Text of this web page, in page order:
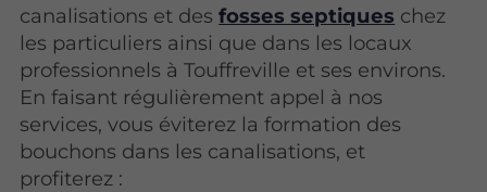
canalisations et des fosses septiques chez
les particuliers ainsi que dans les locaux
professionnels à Touffreville et ses environs.
En faisant régulièrement appel à nos
services, vous éviterez la formation des
bouchons dans les canalisations, et
profiterez :